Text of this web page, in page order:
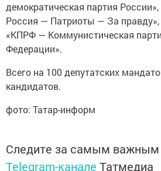
демократическая партия
Россия — Патриоты — За правду»,
«КПРФ — Коммунистическая
Федерации».
Всего на 100 депутатских
кандидатов.
фото: Татар-информ
Следите за самым важным
Telegram-канале Татмедиа